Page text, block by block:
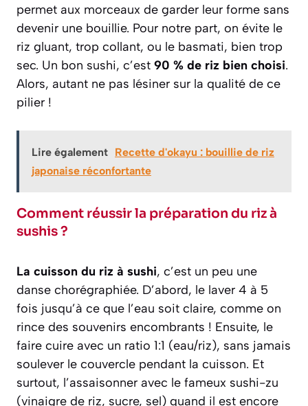
permet aux morceaux de garder leur forme sans
devenir une bouillie. Pour notre part, on évite le
riz gluant, trop collant, ou le basmati, bien trop
sec. Un bon sushi, c’est 90 % de riz bien choisi.
Alors, autant ne pas lésiner sur la qualité de ce
pilier !
Lire également Recette d'okayu : bouillie de riz
japonaise réconfortante
Comment réussir la préparation du riz à
sushis ?
La cuisson du riz à sushi, c’est un peu une
danse chorégraphiée. D’abord, le laver 4 à 5
fois jusqu’à ce que l’eau soit claire, comme on
rince des souvenirs encombrants ! Ensuite, le
faire cuire avec un ratio 1:1 (eau/riz), sans jamais
soulever le couvercle pendant la cuisson. Et
surtout, l’assaisonner avec le fameux sushi-zu
(vinaigre de riz, sucre, sel) quand il est encore